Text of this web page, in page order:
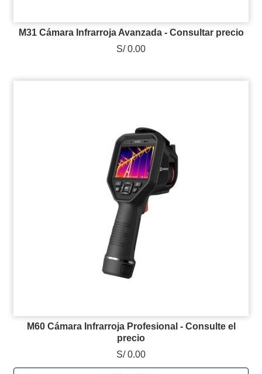
M31 Cámara Infrarroja Avanzada - Consultar precio
S/ 0.00
M60 Cámara Infrarroja Profesional - Consulte el
precio
S/ 0.00